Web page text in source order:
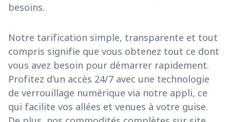
besoins.
Notre tarification simple, transparente et tout
compris signifie que vous obtenez tout ce dont
vous avez besoin pour démarrer rapidement.
Profitez d'un accès 24/7 avec une technologie
de verrouillage numérique via notre appli, ce
qui facilite vos allées et venues à votre guise.